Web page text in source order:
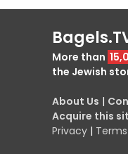
More than
the Jewish
About Us |
Acquire this
Privacy | Terms